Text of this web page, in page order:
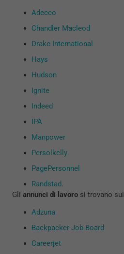
Adecco
Chandler Macleod
Drake International
Hays
Hudson
Ignite
Indeed
IPA
Manpower
Persolkelly
PagePersonnel
Randstad.
Gli annunci di lavoro si trovano
Adzuna
Backpacker Job Board
Careerjet